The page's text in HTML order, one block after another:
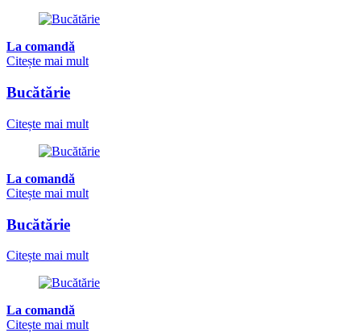
La comandă
Citește mai mult
Bucătărie
Citește mai mult
La comandă
Citește mai mult
Bucătărie
Citește mai mult
La comandă
Citește mai mult